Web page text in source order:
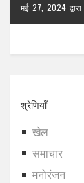
मई 27, 2024 द्वारा
श्रेणियाँ
खेल
समाचार
मनोरंजन